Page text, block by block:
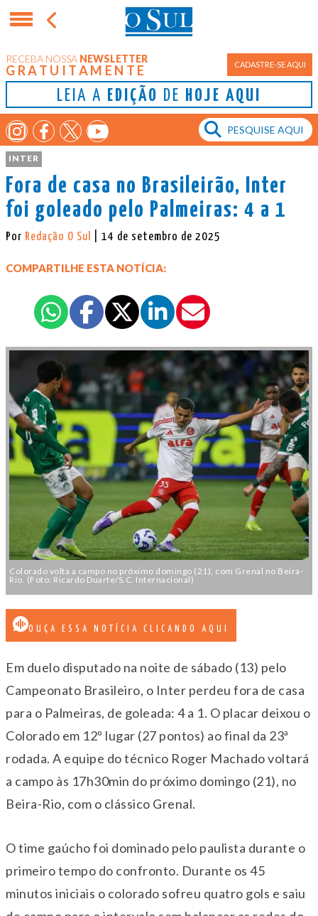
RECEBA NOSSA NEWSLETTER
GRATUITAMENTE CADASTRE-SE AQUI
LEIA A EDIÇÃO DE HOJE AQUI
INTER
Fora de casa no Brasileirão, Inter
foi goleado pelo Palmeiras: 4 a 1
Por Redação O Sul | 14 de setembro de 2025
COMPARTILHE ESTA NOTÍCIA:
Colorado volta a campo no próximo domingo (21), com Grenal no Beira-
Rio. (Foto: Ricardo Duarte/S.C. Internacional)
OUÇA ESSA NOTÍCIA CLICANDO AQUI
Em duelo disputado na noite de sábado (13) pelo
Campeonato Brasileiro, o Inter perdeu fora de casa
para o Palmeiras, de goleada: 4 a 1. O placar deixou o
Colorado em 12º lugar (27 pontos) ao final da 23ª
rodada. A equipe do técnico Roger Machado voltará
a campo às 17h30min do próximo domingo (21), no
Beira-Rio, com o clássico Grenal.
O time gaúcho foi dominado pelo paulista durante o
primeiro tempo do confronto. Durante os 45
minutos iniciais o colorado sofreu quatro gols e saiu